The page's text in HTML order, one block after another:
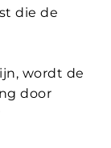
die de
wordt de
door